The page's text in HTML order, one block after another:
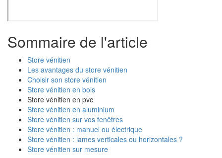
Sommaire de l'article
Store vénitien
Les avantages du store vénitien
Choisir son store vénitien
Store vénitien en bois
Store vénitien en pvc
Store vénitien en aluminium
Store vénitien sur vos fenêtres
Store vénitien : manuel ou électrique
Store vénitien : lames verticales ou horizontales ?
Store vénitien sur mesure